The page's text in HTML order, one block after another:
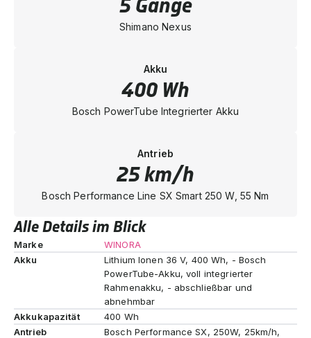
Shimano Nexus
Akku
400 Wh
Bosch PowerTube Integrierter Akku
Antrieb
25 km/h
Bosch Performance Line SX Smart 250 W, 55 Nm
Alle Details im Blick
Marke
WINORA
Akku
Lithium Ionen 36 V, 400 Wh, - Bosch
PowerTube-Akku, voll integrierter
Rahmenakku, - abschließbar und
abnehmbar
Akkukapazität
400 Wh
Antrieb
Bosch Performance SX, 250W, 25km/h,